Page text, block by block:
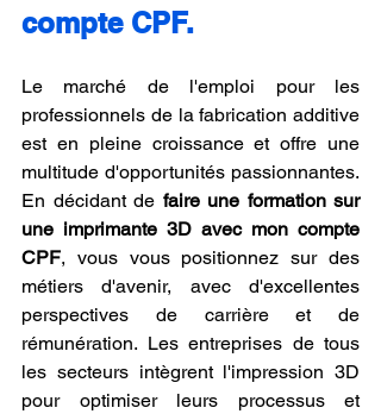
compte CPF.
Le marché de l'emploi pour les
professionnels de la fabrication additive
est en pleine croissance et offre une
multitude d'opportunités passionnantes.
En décidant de faire une formation sur
une imprimante 3D avec mon compte
CPF, vous vous positionnez sur des
métiers d'avenir, avec d'excellentes
perspectives de carrière et de
rémunération. Les entreprises de tous
les secteurs intègrent l'impression 3D
pour optimiser leurs processus et